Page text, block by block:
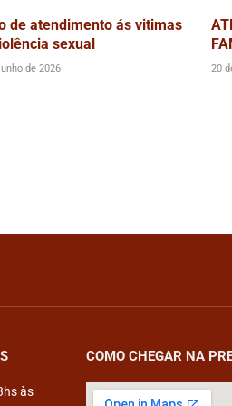
de atendimento ás vitimas
sexual
de 2026 20
às
COMO CHEGAR NA